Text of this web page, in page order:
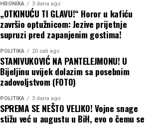
HRONIKA 3 dana ago
„OTKINUĆU TI GLAVU!“ Horor u kafiću
završio optužnicom: Jezive prijetnje
supruzi pred zapanjenim gostima!
POLITIKA 20 sati ago
STANIVUKOVIĆ NA PANTELEJMONU! U
Bijeljinu uvijek dolazim sa posebnim
zadovoljstvom (FOTO)
POLITIKA 3 dana ago
SPREMA SE NEŠTO VELIKO! Vojne snage
stižu već u augustu u BiH, evo o čemu se